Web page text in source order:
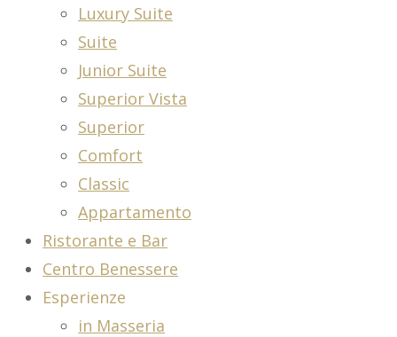
Luxury Suite
Suite
Junior Suite
Superior Vista
Superior
Comfort
Classic
Appartamento
Ristorante e Bar
Centro Benessere
Esperienze
in Masseria